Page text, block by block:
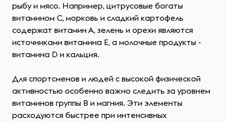
рыбу и мясо. Например, цитрусовые богаты
витамином C, морковь и сладкий картофель
содержат витамин А, зелень и орехи являются
источниками витамина E, а молочные продукты -
витамина D и кальция.
Для спортсменов и людей с высокой физической
активностью особенно важно следить за уровнем
витаминов группы B и магния. Эти элементы
расходуются быстрее при интенсивных